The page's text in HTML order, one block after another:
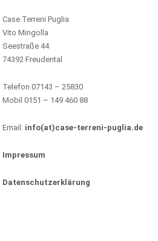
Case Terreni Puglia
Vito Mingolla
Seestraße 44
74392 Freudental
Telefon 07143 – 25830
Mobil 0151 – 149 460 88
Email: info(at)case-terreni-puglia.de
Impressum
Datenschutzerklärung